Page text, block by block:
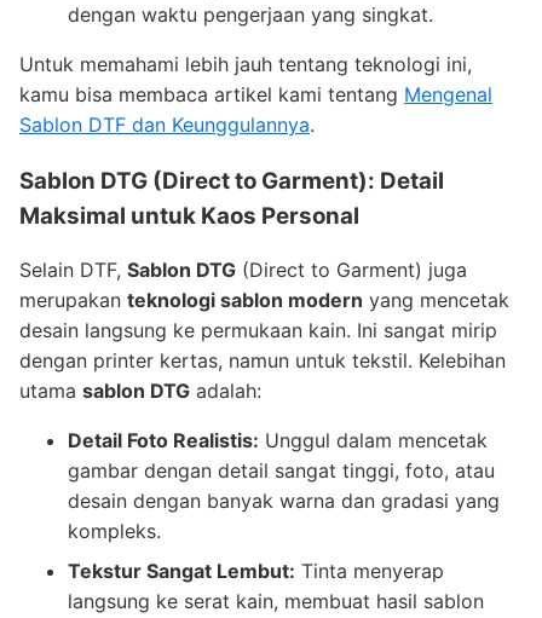
dengan waktu pengerjaan yang singkat.
Untuk memahami lebih jauh tentang teknologi ini,
kamu bisa membaca artikel kami tentang Mengenal
Sablon DTF dan Keunggulannya.
Sablon DTG (Direct to Garment): Detail
Maksimal untuk Kaos Personal
Selain DTF, Sablon DTG (Direct to Garment) juga
merupakan teknologi sablon modern yang mencetak
desain langsung ke permukaan kain. Ini sangat mirip
dengan printer kertas, namun untuk tekstil. Kelebihan
utama sablon DTG adalah:
Detail Foto Realistis: Unggul dalam mencetak
gambar dengan detail sangat tinggi, foto, atau
desain dengan banyak warna dan gradasi yang
kompleks.
Tekstur Sangat Lembut: Tinta menyerap
langsung ke serat kain, membuat hasil sablon